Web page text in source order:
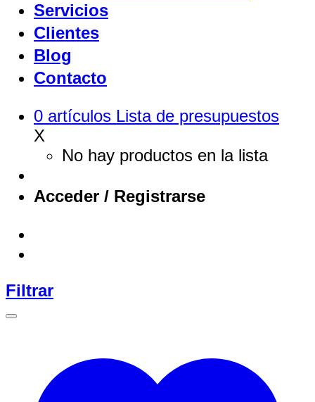
Servicios
Clientes
Blog
Contacto
0 artículos Lista de presupuestos
X
No hay productos en la lista
Acceder / Registrarse
Filtrar